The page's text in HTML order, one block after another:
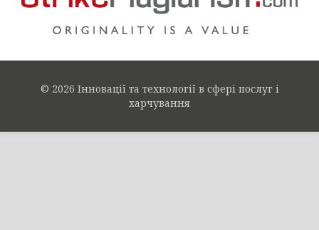
© 2026 Інновації та технології в сфері послуг і
харчування